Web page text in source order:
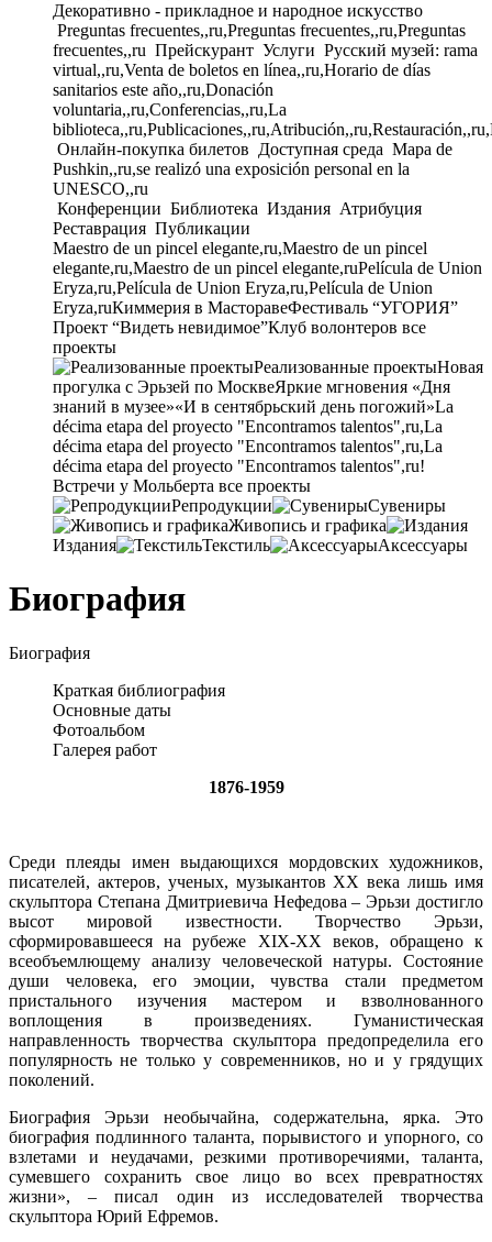
Декоративно - прикладное и народное искусство
Preguntas frecuentes,,ru,Preguntas frecuentes,,ru,Preguntas
frecuentes,,ru Прейскурант Услуги Русский музей: rama
virtual,,ru,Venta de boletos en línea,,ru,Horario de días
sanitarios este año,,ru,Donación
voluntaria,,ru,Conferencias,,ru,La
Онлайн-покупка билетов Доступная среда Mapa de
Pushkin,,ru,se realizó una exposición personal en la
UNESCO,,ru
Конференции Библиотека Издания Атрибуция
Реставрация Публикации
Maestro de un pincel elegante,ru,Maestro de un pincel
elegante,ru,Maestro de un pincel elegante,ruPelícula de Union
Eryza,ru,Película de Union Eryza,ru,Película de Union
Eryza,ruКиммерия в МасторавеФестиваль “УГОРИЯ”
Проект “Видеть невидимое”Клуб волонтеров все
проекты
Реализованные проектыНовая
прогулка с Эрьзей по МосквеЯркие мгновения «Дня
знаний в музее»«И в сентябрьский день погожий»La
décima etapa del proyecto "Encontramos talentos",ru,La
décima etapa del proyecto "Encontramos talentos",ru,La
décima etapa del proyecto "Encontramos talentos",ru!
Встречи у Мольберта все проекты
Репродукции
Сувениры
Живопись и графика
Издания
Текстиль Аксессуары
Биография
Биография
Краткая библиография
Основные даты
Фотоальбом
Галерея работ
1876-1959
Среди плеяды имен выдающихся мордовских художников,
писателей, актеров, ученых, музыкантов ХХ века лишь имя
скульптора Степана Дмитриевича Нефедова – Эрьзи достигло
высот мировой известности. Творчество Эрьзи,
сформировавшееся на рубеже ХIХ-ХХ веков, обращено к
всеобъемлющему анализу человеческой натуры. Состояние
души человека, его эмоции, чувства стали предметом
пристального изучения мастером и взволнованного
воплощения в произведениях. Гуманистическая
направленность творчества скульптора предопределила его
популярность не только у современников, но и у грядущих
поколений.
Биография Эрьзи необычайна, содержательна, ярка. Это
биография подлинного таланта, порывистого и упорного, со
взлетами и неудачами, резкими противоречиями, таланта,
сумевшего сохранить свое лицо во всех превратностях
жизни», – писал один из исследователей творчества
скульптора Юрий Ефремов.